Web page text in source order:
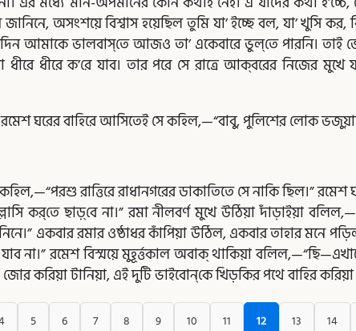
অসংশয়ে বিশ্বাস হয়েছিল তুমি যা’ ইচ্ছে বল, যা’ খুসি
আমাকে ভালবাস্‌তে আজও তা’ একেবারে ভুল্‌তে পারনি। তাই
ধীরে ক’রে যাব। তার পরে সে রাত্রে আক্‌বরের নিজের
ঘরের বাহিরে আসিতেই সে কহিল,—“বাবু, পুলিশের লোক
রাত্তিরে রাধানগরের ডাকাতিতে সে নাকি ছিল।”
কর্‌তে ছাড়্‌বে না।” রমা নীলবর্ণ মুখে উঠিয়া দাঁড়াইয়া
একবার রমার ওষ্ঠাধর কাঁপিয়া উঠিল, একবার তাহার মনে
না।” রমেশ বিস্ময়ে মুহূর্ত্তকাল অবাক্‌ থাকিয়া
করিয়া টানিয়া, এই দুটি ভাইবোন্‌কে খিড়কির পথে বাহির করিয়া
5 6 7 8 9 10 11 12 13 14